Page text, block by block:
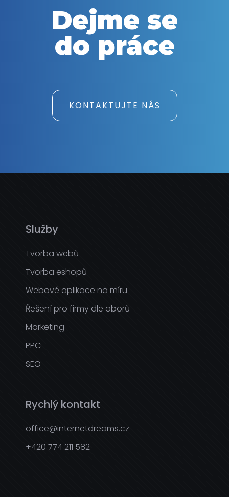
Dejme se
do práce
KONTAKTUJTE NÁS
Služby
Tvorba webů
Tvorba eshopů
Webové aplikace na míru
Řešení pro firmy dle oborů
Marketing
PPC
SEO
Rychlý kontakt
office@internetdreams.cz
+420 774 211 582